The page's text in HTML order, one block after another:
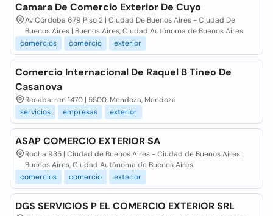
Camara De Comercio Exterior De Cuyo
Av Córdoba 679 Piso 2 | Ciudad De Buenos Aires - Ciudad De
Buenos Aires | Buenos Aires, Ciudad Autónoma de Buenos Aires
comercios
comercio exterior
Comercio Internacional De Raquel B Tineo De
Casanova
Recabarren 1470 | 5500, Mendoza, Mendoza
servicios
empresas exterior
ASAP COMERCIO EXTERIOR SA
Rocha 935 | Ciudad de Buenos Aires - Ciudad de Buenos Aires |
Buenos Aires, Ciudad Autónoma de Buenos Aires
comercios
comercio exterior
DGS SERVICIOS P EL COMERCIO EXTERIOR SRL